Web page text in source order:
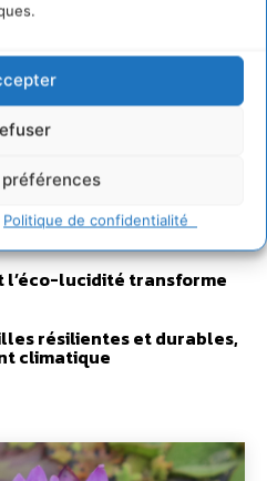
Politique de confidentialité
perdu sa mémoire
aux espèces vivantes
de Zoepolis
freins au
l’éco-lucidité transforme
résilientes et durables,
climatique